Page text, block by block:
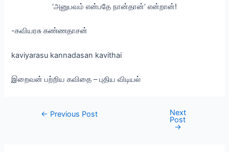
‘அனுபவம் என்பதே நான்தான்’ என்றான்!
-கவியரசு கண்ணதாசன்
kaviyarasu kannadasan kavithai
இறைவன் பற்றிய கவிதை – புதிய விடியல்
Post← Previous Post Next
Post
→